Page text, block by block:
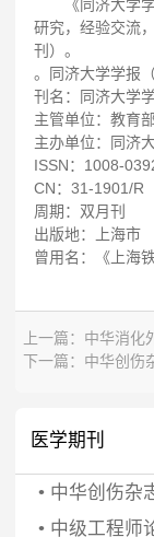
《同济大学学
研究，经验交流
刊）。
。同济大学学报
刊名：同济大学
主管单位：教育部
主办单位：同济
ISSN：1008-
CN：31-1901/R
周期：双月刊
出版地：上海市
曾用名：《上海
上一篇： 中华消化
下一篇： 中华创伤
医学期刊
• 中华创伤杂
• 中级工程师